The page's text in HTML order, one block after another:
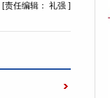
[责任编辑： 礼强 ]